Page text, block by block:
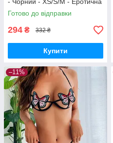
- Чорний - XS/S/M - Еротична
білизна
Готово до відправки
294 ₴ 332 ₴
Купити
–11%